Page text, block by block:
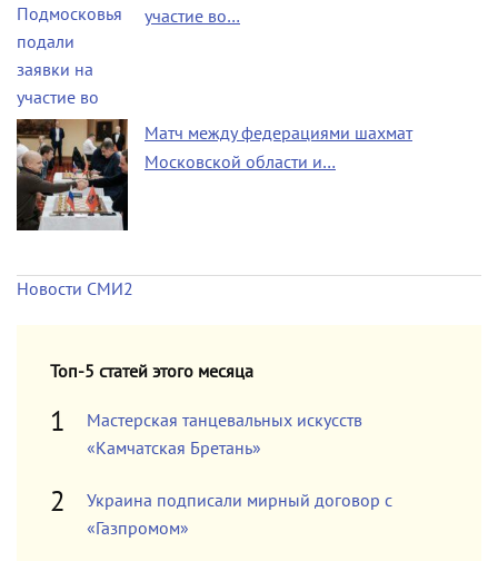
участие во…
Матч между федерациями шахмат
Московской области и…
Новости СМИ2
Топ-5 статей этого месяца
Мастерская танцевальных искусств
«Камчатская Бретань»
Украина подписали мирный договор с
«Газпромом»